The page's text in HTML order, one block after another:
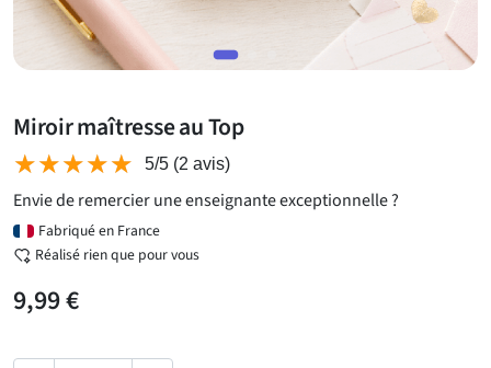
Miroir maîtresse au Top
★★★★★
★★★★★ 5/5 (2 avis)
Envie de remercier une enseignante exceptionnelle ?
Fabriqué en France
Réalisé rien que pour vous
9,99 €